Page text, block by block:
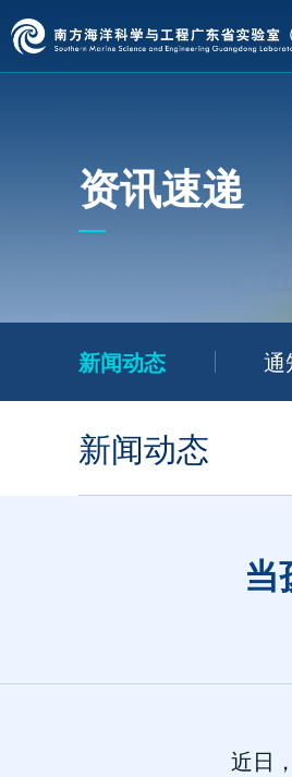
资讯速递
新闻动态 通
新闻动态
当
近日